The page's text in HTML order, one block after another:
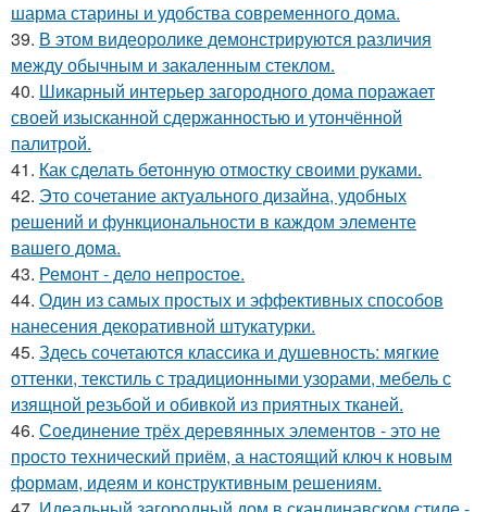
шарма старины и удобства современного дома.
39. В этом видеоролике демонстрируются различия
между обычным и закаленным стеклом.
40. Шикарный интерьер загородного дома поражает
своей изысканной сдержанностью и утончённой
палитрой.
41. Как сделать бетонную отмостку своими руками.
42. Это сочетание актуального дизайна, удобных
решений и функциональности в каждом элементе
вашего дома.
43. Ремонт - дело непростое.
44. Один из самых простых и эффективных способов
нанесения декоративной штукатурки.
45. Здесь сочетаются классика и душевность: мягкие
оттенки, текстиль с традиционными узорами, мебель с
изящной резьбой и обивкой из приятных тканей.
46. Соединение трёх деревянных элементов - это не
просто технический приём, а настоящий ключ к новым
формам, идеям и конструктивным решениям.